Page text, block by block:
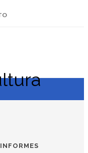
Soundcloud
Youtube
INFORMES